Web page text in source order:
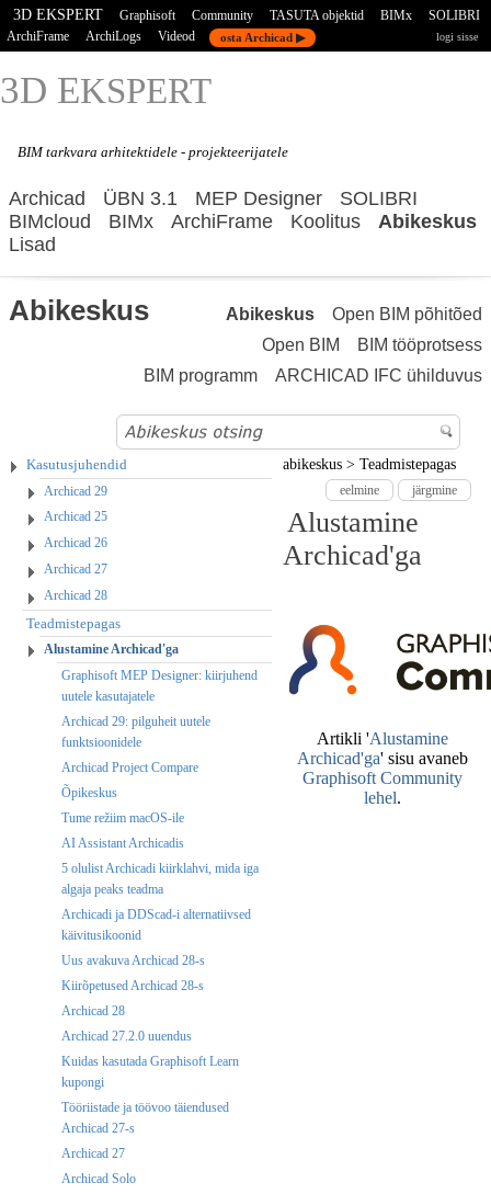
3D EKSPERT Graphisoft Community TASUTA objektid BIMx
SOLIBRI
ArchiFrame
ArchiLogs Videod osta Archicad ▶ logi sisse
3D EKSPERT
BIM tarkvara arhitektidele - projekteerijatele
Archicad ÜBN 3.1 MEP Designer
SOLIBRI
BIMcloud
BIMx ArchiFrame Koolitus
Abikeskus
Lisad
Abikeskus Abikeskus
Open BIM põhitõed
Open BIM
BIM tööprotsess
BIM programm
ARCHICAD IFC ühilduvus
Kasutusjuhendid
Archicad 29
Archicad 25
Archicad 26
Archicad 27
Archicad 28
Teadmistepagas
Alustamine Archicad'ga
Graphisoft MEP Designer: kiirjuhend
uutele kasutajatele
Archicad 29: pilguheit uutele
funktsioonidele
Archicad Project Compare
Õpikeskus
Tume režiim macOS-ile
AI Assistant Archicadis
5 olulist Archicadi kiirklahvi, mida iga
algaja peaks teadma
Archicadi ja DDScad-i alternatiivsed
käivitusikoonid
Uus avakuva Archicad 28-s
Kiirõpetused Archicad 28-s
Archicad 28
Archicad 27.2.0 uuendus
Kuidas kasutada Graphisoft Learn
kupongi
Tööriistade ja töövoo täiendused
Archicad 27-s
Archicad 27
Archicad Solo
abikeskus > Teadmistepagas
eelmine järgmine
Alustamine
Archicad'ga